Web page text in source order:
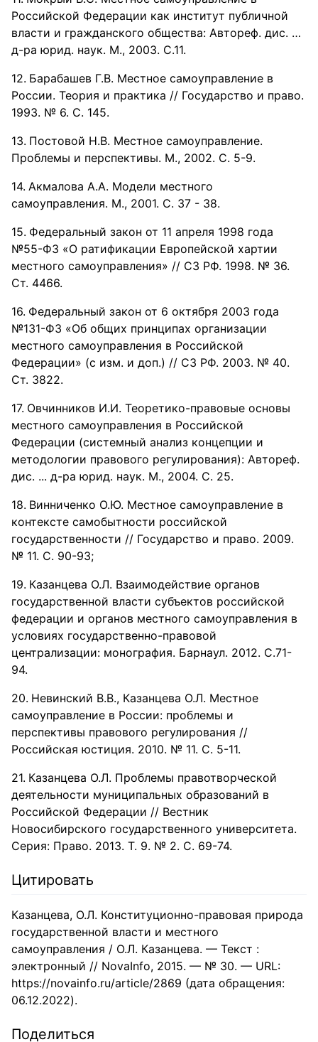
Российской Федерации как институт публичной
власти и гражданского общества: Автореф. дис. …
д-ра юрид. наук. М., 2003. С.11.
Барабашев Г.В. Местное самоуправление в
России. Теория и практика // Государство и право.
1993. № 6. С. 145.
Постовой Н.В. Местное самоуправление.
Проблемы и перспективы. М., 2002. С. 5-9.
Акмалова А.А. Модели местного
самоуправления. М., 2001. С. 37 - 38.
Федеральный закон от 11 апреля 1998 года
№55-ФЗ «О ратификации Европейской хартии
местного самоуправления» // СЗ РФ. 1998. № 36.
Ст. 4466.
Федеральный закон от 6 октября 2003 года
№131-ФЗ «Об общих принципах организации
местного самоуправления в Российской
Федерации» (с изм. и доп.) // СЗ РФ. 2003. № 40.
Ст. 3822.
Овчинников И.И. Теоретико-правовые основы
местного самоуправления в Российской
Федерации (системный анализ концепции и
методологии правового регулирования): Автореф.
дис. ... д-ра юрид. наук. М., 2004. С. 25.
Винниченко О.Ю. Местное самоуправление в
контексте самобытности российской
государственности // Государство и право. 2009.
№ 11. С. 90-93;
Казанцева О.Л. Взаимодействие органов
государственной власти субъектов российской
федерации и органов местного самоуправления в
условиях государственно-правовой
централизации: монография. Барнаул. 2012. С.71-
94.
Невинский В.В., Казанцева О.Л. Местное
самоуправление в России: проблемы и
перспективы правового регулирования //
Российская юстиция. 2010. № 11. С. 5-11.
Казанцева О.Л. Проблемы правотворческой
деятельности муниципальных образований в
Российской Федерации // Вестник
Новосибирского государственного университета.
Серия: Право. 2013. Т. 9. № 2. С. 69-74.
Цитировать
Казанцева, О.Л. Конституционно-правовая природа
государственной власти и местного
самоуправления / О.Л. Казанцева. — Текст :
электронный // NovaInfo, 2015. — № 30. — URL:
https://novainfo.ru/article/2869 (дата обращения:
06.12.2022).
Поделиться